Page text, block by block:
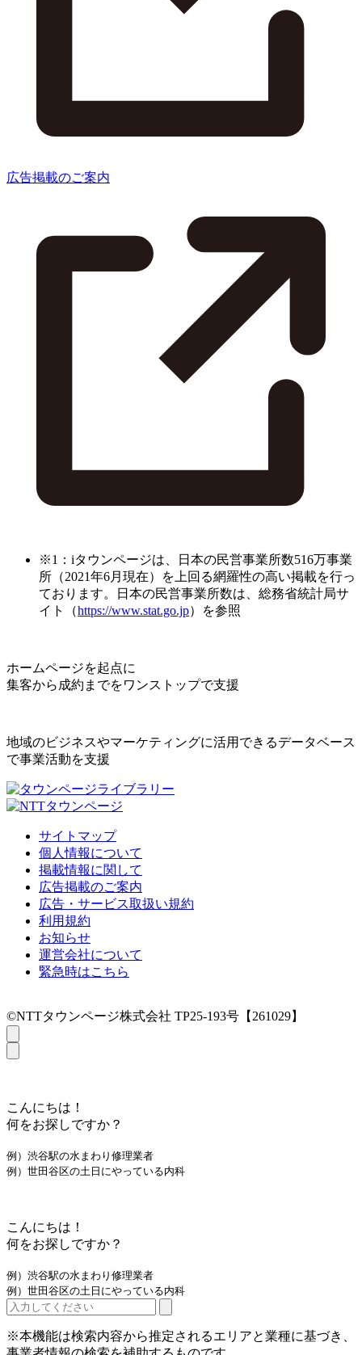
広告掲載のご案内
※1：iタウンページは、日本の民営事業所数516万事業
所（2021年6月現在）を上回る網羅性の高い掲載を行っ
ております。日本の民営事業所数は、総務省統計局サ
イト（https://www.stat.go.jp）を参照
ホームページを起点に
集客から成約までをワンストップで支援
地域のビジネスやマーケティングに活用できるデータベース
で事業活動を支援
サイトマップ
個人情報について
掲載情報に関して
広告掲載のご案内
広告・サービス取扱い規約
利用規約
お知らせ
運営会社について
緊急時はこちら
©NTTタウンページ株式会社 TP25-193号【261029】
こんにちは！
何をお探しですか？
例）渋谷駅の水まわり修理業者
例）世田谷区の土日にやっている内科
こんにちは！
何をお探しですか？
例）渋谷駅の水まわり修理業者
例）世田谷区の土日にやっている内科
※本機能は検索内容から推定されるエリアと業種に基づき、